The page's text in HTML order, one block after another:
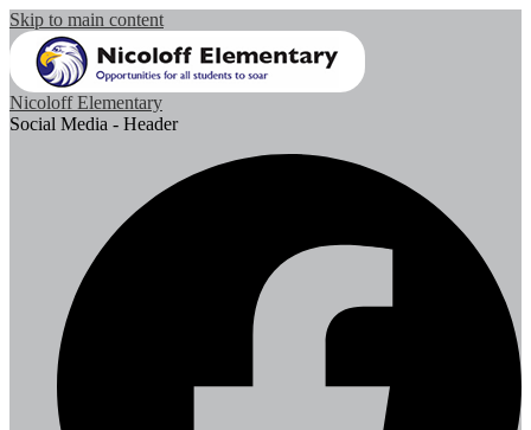
Skip to main content
Nicoloff Elementary
Social Media - Header